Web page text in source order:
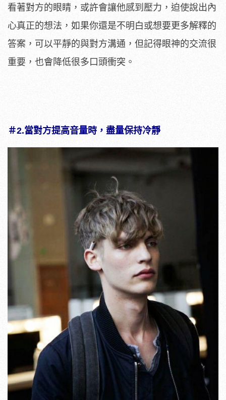
看著對方的眼睛，或許會讓他感到壓力，迫使說出內
心真正的想法，如果你還是不明白或想要更多解釋的
答案，可以平靜的與對方溝通，但記得眼神的交流很
重要，也會降低很多口頭衝突。
＃2.當對方提高音量時，盡量保持冷靜